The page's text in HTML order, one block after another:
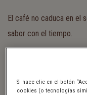
El café no caduca en el
sabor con el tiempo.
sean peligrosos para la
Si hace clic en el botón
cookies (o tecnologías